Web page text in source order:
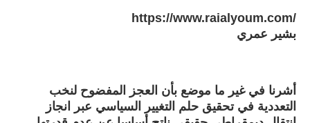
https://www.raialyoum.com/
بشير عمري
أشرنا في غير ما موضع بأن العجز المفضوح لنخب
التعددية في تحقيق حلم التغيير السياسي عبر انجاز